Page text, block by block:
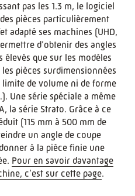
pas les 1.3 m, le logiciel
pièces particulièrement
adapté ses machines (UHD,
d’obtenir des angles
élevés que sur les modèles
pièces surdimensionnées
de volume ni de forme
Une série spéciale a même
la série Strato. Grâce à ce
(115 mm à 500 mm de
un angle de coupe
à la pièce finie une
Pour en savoir davantage
c’est sur cette page.